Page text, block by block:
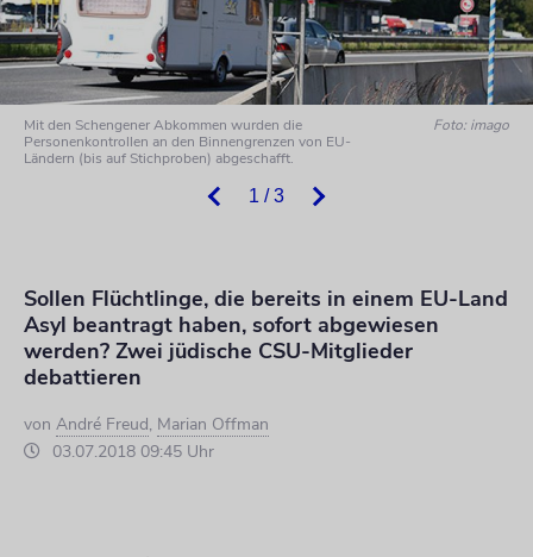
1 / 3
Mit den Schengener Abkommen wurden die
Personenkontrollen an den Binnengrenzen von EU-
Ländern (bis auf Stichproben) abgeschafft.
Foto: imago
Sollen Flüchtlinge, die bereits in einem EU-Land
Asyl beantragt haben, sofort abgewiesen
werden? Zwei jüdische CSU-Mitglieder
debattieren
von André Freud, Marian Offman
03.07.2018 09:45 Uhr